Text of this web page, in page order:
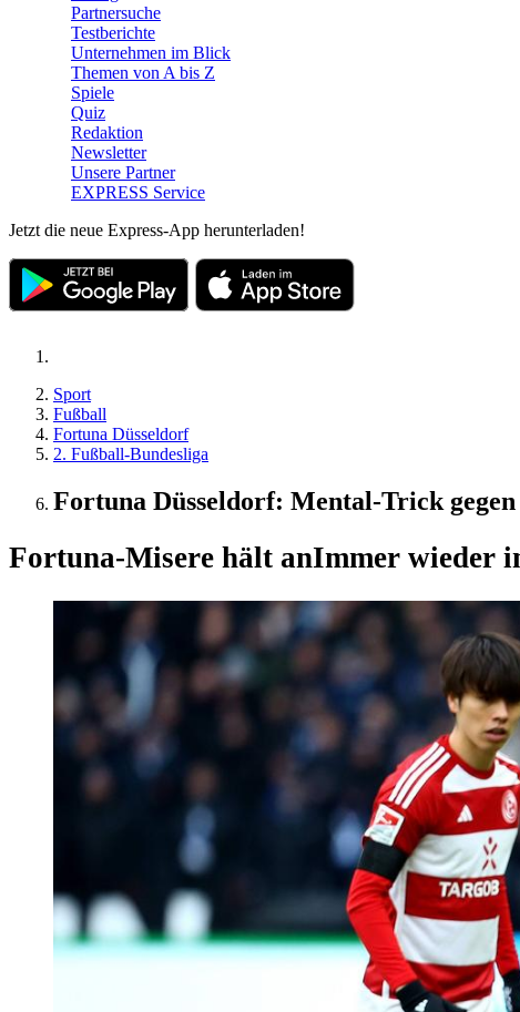
Partnersuche
Testberichte
Unternehmen im Blick
Themen von A bis Z
Spiele
Quiz
Redaktion
Newsletter
Unsere Partner
EXPRESS Service
Jetzt die neue Express-App herunterladen!
Sport
Fußball
Fortuna Düsseldorf
2. Fußball-Bundesliga
Fortuna Düsseldorf: Mental-Trick
Fortuna-Misere hält anImmer wieder